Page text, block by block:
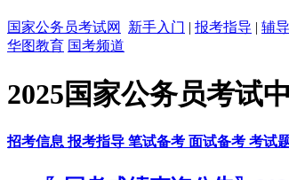
国家公务员考试网 新手入门 | 报考指导 | 辅
华图教育 国考频道
2025国家公务员考试
招考信息 报考指导 笔试备考 面试备考 考试